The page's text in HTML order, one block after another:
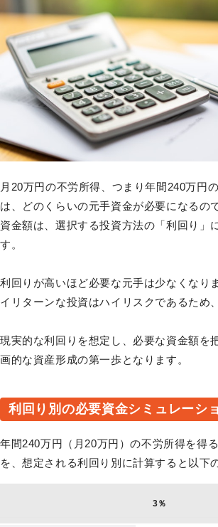
月20万円の不労所得、つまり年間240万円
は、どのくらいの元手資金が必要になるの
資金額は、選択する投資方法の「利回り」
す。
利回りが高いほど必要な元手は少なくなり
イリターンな投資はハイリスクであるため
現実的な利回りを想定し、必要な資金額を
画的な資産形成の第一歩となります。
利回り別の必要資金シミュレーシ
年間240万円（月20万円）の不労所得を得
を、想定される利回り別に計算すると以下
3％